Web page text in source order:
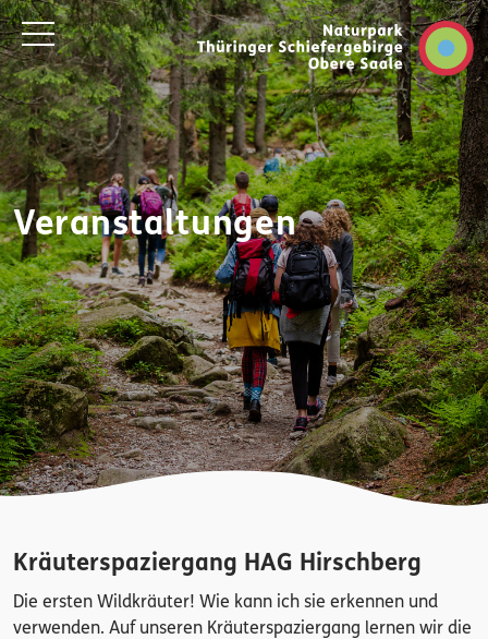
Veranstaltungen
Kräuterspaziergang HAG Hirschberg
Die ersten Wildkräuter! Wie kann ich sie erkennen und
verwenden. Auf unseren Kräuterspaziergang lernen wir die